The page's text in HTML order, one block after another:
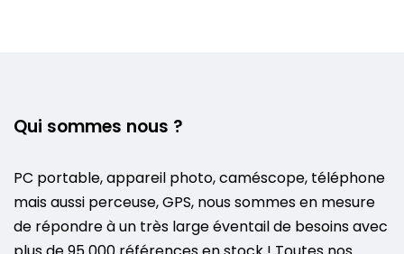
Qui sommes nous ?
PC portable, appareil photo, caméscope, téléphone
mais aussi perceuse, GPS, nous sommes en mesure
de répondre à un très large éventail de besoins avec